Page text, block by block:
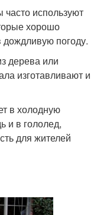
часто используют
хорошо
дождливую погоду.
дерева или
изготавливают и
в холодную
и в гололед,
для жителей